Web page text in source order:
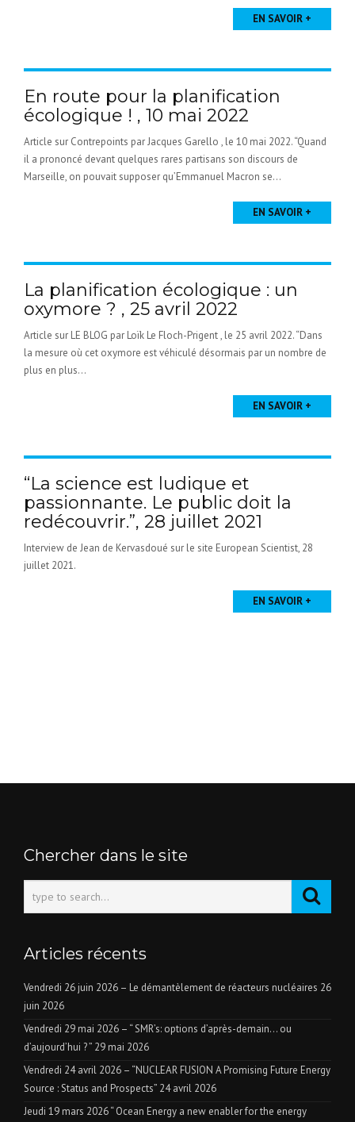
EN SAVOIR +
En route pour la planification
écologique ! , 10 mai 2022
Article sur Contrepoints par Jacques Garello , le 10 mai 2022. “Quand
il a prononcé devant quelques rares partisans son discours de
Marseille, on pouvait supposer qu’Emmanuel Macron se...
EN SAVOIR +
La planification écologique : un
oxymore ? , 25 avril 2022
Article sur LE BLOG par Loïk Le Floch-Prigent , le 25 avril 2022. “Dans
la mesure où cet oxymore est véhiculé désormais par un nombre de
plus en plus...
EN SAVOIR +
“La science est ludique et
passionnante. Le public doit la
redécouvrir.”, 28 juillet 2021
Interview de Jean de Kervasdoué sur le site European Scientist, 28
juillet 2021.
EN SAVOIR +
Chercher dans le site
Articles récents
Vendredi 26 juin 2026 – Le démantèlement de réacteurs nucléaires 26
juin 2026
Vendredi 29 mai 2026 – “ SMR’s: options d’après-demain… ou
d’aujourd’hui ? ” 29 mai 2026
Vendredi 24 avril 2026 – “NUCLEAR FUSION A Promising Future Energy
Source : Status and Prospects” 24 avril 2026
Jeudi 19 mars 2026 “ Ocean Energy a new enabler for the energy